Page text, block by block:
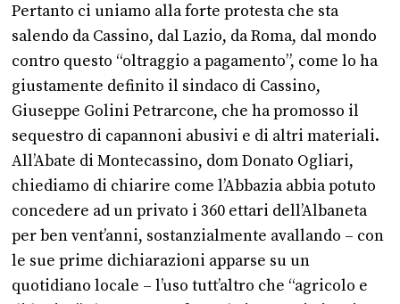
Pertanto ci uniamo alla forte protesta che sta
salendo da Cassino, dal Lazio, da Roma, dal mondo
contro questo “oltraggio a pagamento”, come lo ha
giustamente definito il sindaco di Cassino,
Giuseppe Golini Petrarcone, che ha promosso il
sequestro di capannoni abusivi e di altri materiali.
All’Abate di Montecassino, dom Donato Ogliari,
chiediamo di chiarire come l’Abbazia abbia potuto
concedere ad un privato i 360 ettari dell’Albaneta
per ben vent’anni, sostanzialmente avallando – con
le sue prime dichiarazioni apparse su un
quotidiano locale – l’uso tutt’altro che “agricolo e